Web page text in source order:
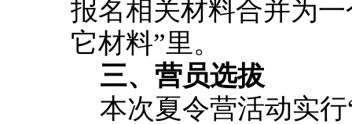
报名相关材料合并为
它材料”里。
三、营员选拔
本次夏令营活动实